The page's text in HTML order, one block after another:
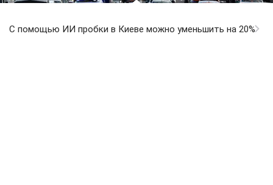
С помощью ИИ пробки в Киеве можно уменьшить на 20%